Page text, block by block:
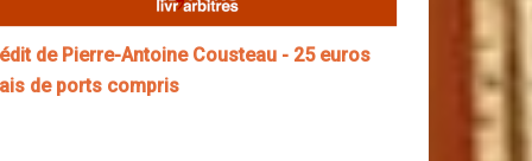
de Pierre-Antoine Cousteau - 25 euros
de ports compris